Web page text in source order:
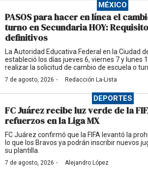
MÉXICO
PASOS para hacer en línea el
turno en Secundaria HOY:
definitivos
La Autoridad Educativa Federal en la Ciudad
estableció los días jueves 6, viernes 7 y lunes
realizar la solicitud de cambio de escuela o
7 de agosto, 2026 · Redacción La-Lista
DEPORTES
FC Juárez recibe luz verde de la
refuerzos en la Liga MX
FC Juárez confirmó que la FIFA levantó la
lo que los Bravos ya podrán inscribir nuevos
su plantilla.
7 de agosto, 2026 · Alejandro López